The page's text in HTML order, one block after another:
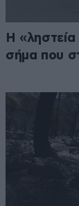
Η
σήμα που